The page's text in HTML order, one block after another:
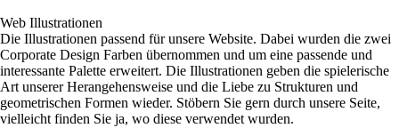
Web Illustrationen
Die Illustrationen passend für unsere Website. Dabei wurden die zwei
Corporate Design Farben übernommen und um eine passende und
interessante Palette erweitert. Die Illustrationen geben die spielerische
Art unserer Herangehensweise und die Liebe zu Strukturen und
geometrischen Formen wieder. Stöbern Sie gern durch unsere Seite,
vielleicht finden Sie ja, wo diese verwendet wurden.